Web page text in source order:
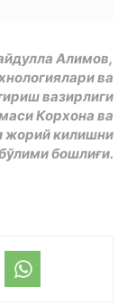
Алимов,
ва
вазирлиги
Корхона ва
жорий килишни
бошлиғи.